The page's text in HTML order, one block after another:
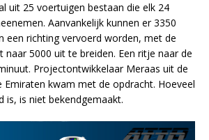
uit 25 voertuigen bestaan die elk 24
Aanvankelijk kunnen er 3350
een richting vervoerd worden, met de
5000 uit te breiden. Een ritje naar de
Projectontwikkelaar Meraas uit de
Emiraten kwam met de opdracht. Hoeveel
is, is niet bekendgemaakt.